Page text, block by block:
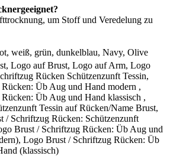
um Stoff und Veredelung zu
weiß, grün, dunkelblau, Navy, Olive
Logo auf Brust, Logo auf Arm, Logo
Rücken Schützenzunft Tessin,
Üb Aug und Hand modern ,
Üb Aug und Hand klassisch ,
Tessin auf Rücken/Name Brust,
/ Schriftzug Rücken: Schützenzunft
Brust / Schriftzug Rücken: Üb Aug und
Logo Brust / Schriftzug Rücken: Üb
(klassisch)